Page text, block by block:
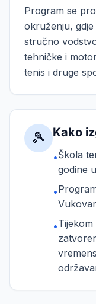
Program se
okruženju,
stručno
tehničke i
tenis i druge
🎾 Kako
•Škola
godine
•
•